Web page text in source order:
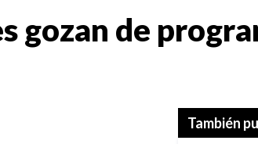
gozan de
También